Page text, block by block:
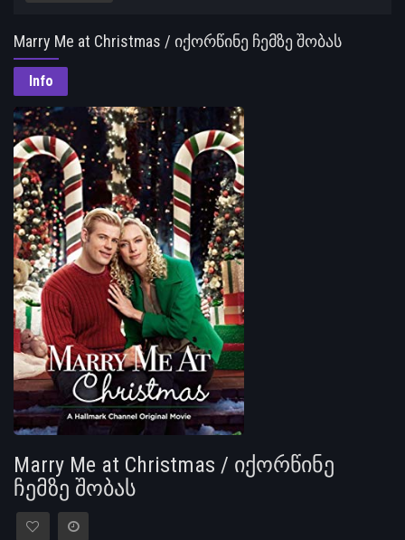
Marry Me at Christmas / იქორწინე ჩემზე შობას
Info
Marry Me at Christmas / იქორწინე
ჩემზე შობას